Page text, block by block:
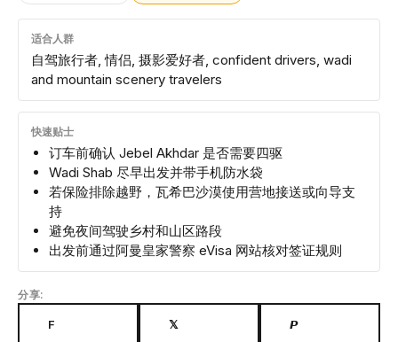
适合人群
自驾旅行者, 情侣, 摄影爱好者, confident drivers, wadi
and mountain scenery travelers
快速贴士
订车前确认 Jebel Akhdar 是否需要四驱
Wadi Shab 尽早出发并带手机防水袋
若保险排除越野，瓦希巴沙漠使用营地接送或向导支
持
避免夜间驾驶乡村和山区路段
出发前通过阿曼皇家警察 eVisa 网站核对签证规则
分享:
F 𝕏 𝙋